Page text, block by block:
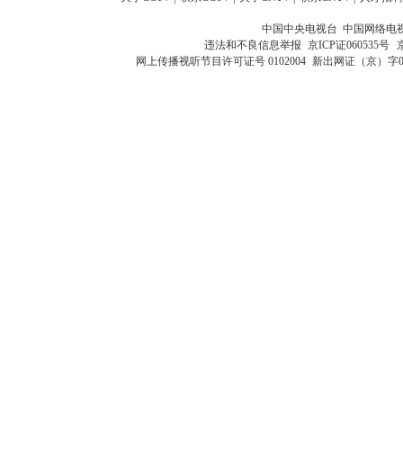
中国中央电视台 中国网络电
违法和不良信息举报 京ICP证060535号
网上传播视听节目许可证号 0102004 新出网证（京）